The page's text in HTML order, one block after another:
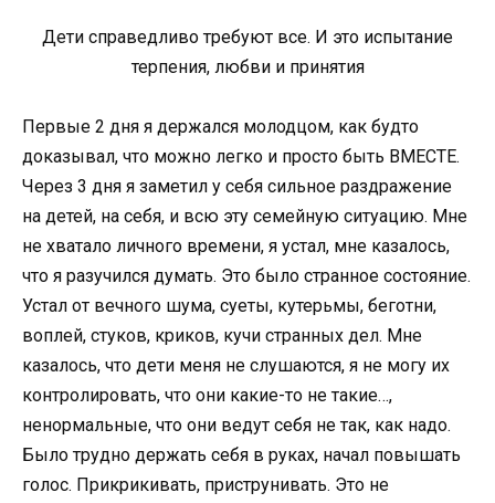
Дети справедливо требуют все. И это испытание
терпения, любви и принятия
Первые 2 дня я держался молодцом, как будто
доказывал, что можно легко и просто быть ВМЕСТЕ.
Через 3 дня я заметил у себя сильное раздражение
на детей, на себя, и всю эту семейную ситуацию. Мне
не хватало личного времени, я устал, мне казалось,
что я разучился думать. Это было странное состояние.
Устал от вечного шума, суеты, кутерьмы, беготни,
воплей, стуков, криков, кучи странных дел. Мне
казалось, что дети меня не слушаются, я не могу их
контролировать, что они какие-то не такие…,
ненормальные, что они ведут себя не так, как надо.
Было трудно держать себя в руках, начал повышать
голос. Прикрикивать, приструнивать. Это не